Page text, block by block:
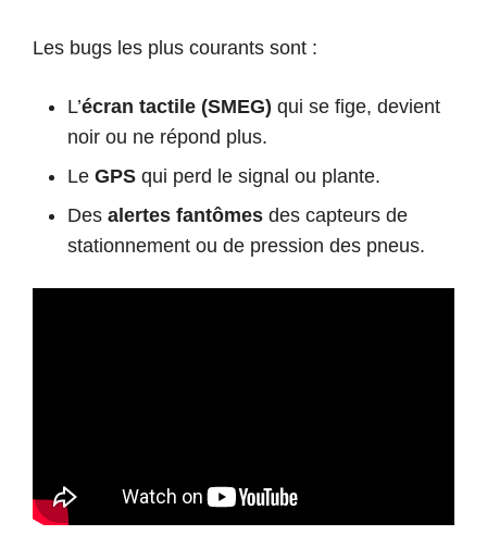
Les bugs les plus courants sont :
L’écran tactile (SMEG) qui se fige, devient
noir ou ne répond plus.
Le GPS qui perd le signal ou plante.
Des alertes fantômes des capteurs de
stationnement ou de pression des pneus.